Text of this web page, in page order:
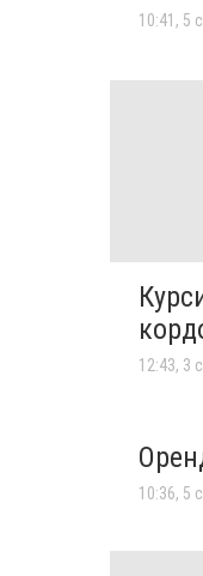
10:41, 5
12:43, 3
10:36, 5